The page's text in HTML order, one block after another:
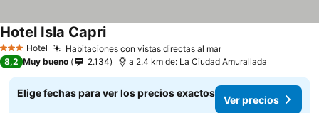
3 Estrellas
Hotel Habitaciones con vistas directas al mar
Hotel Isla Capri
8,2 Muy bueno 2.134 a 2.4 km de: La Ciudad Amurallada
Elige fechas para ver los precios exactos
Ver precios